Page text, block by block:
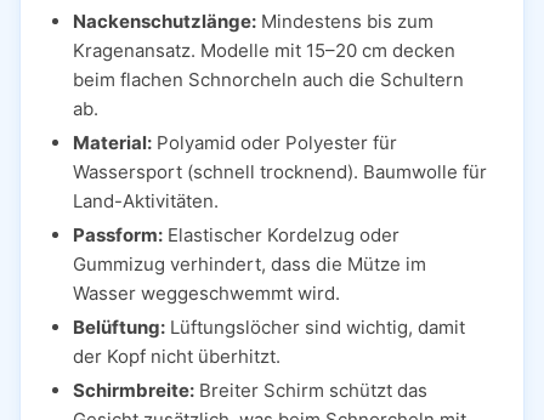
Nackenschutzlänge: Mindestens bis zum
Kragenansatz. Modelle mit 15–20 cm decken
beim flachen Schnorcheln auch die Schultern
ab.
Material: Polyamid oder Polyester für
Wassersport (schnell trocknend). Baumwolle für
Land-Aktivitäten.
Passform: Elastischer Kordelzug oder
Gummizug verhindert, dass die Mütze im
Wasser weggeschwemmt wird.
Belüftung: Lüftungslöcher sind wichtig, damit
der Kopf nicht überhitzt.
Schirmbreite: Breiter Schirm schützt das